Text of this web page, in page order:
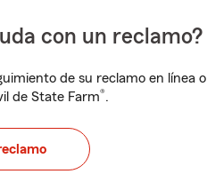
con un reclamo?
de su reclamo en línea o
de State Farm®.